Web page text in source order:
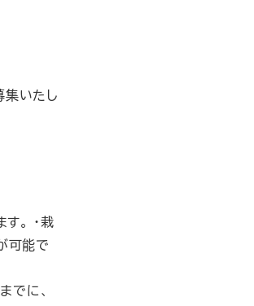
集いたし
。 ・栽
可能で
までに、